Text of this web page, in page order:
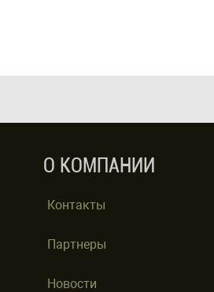
О КОМПАНИИ
Контакты
Партнеры
Новости